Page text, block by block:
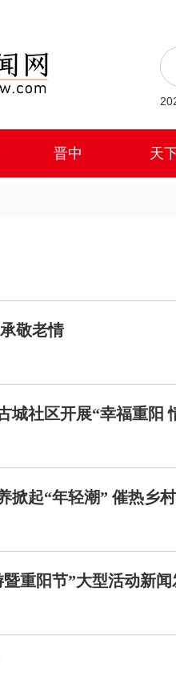
晋中 天
敬老情
城社区开展“幸福重阳
掀起“年轻潮” 催热乡
重阳节”大型活动新